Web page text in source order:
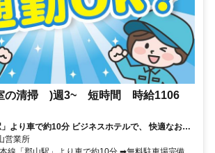
の清掃 )週3~ 短時間 時給1106
より車で約10分 ビジネスホテルで、 快適なお部
す！ 履歴書不要＆事前見学してから相談・検討
営業所